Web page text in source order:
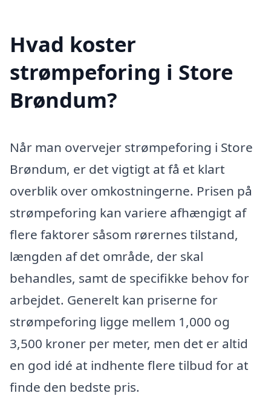
Hvad koster
strømpeforing i Store
Brøndum?
Når man overvejer strømpeforing i Store
Brøndum, er det vigtigt at få et klart
overblik over omkostningerne. Prisen på
strømpeforing kan variere afhængigt af
flere faktorer såsom rørernes tilstand,
længden af det område, der skal
behandles, samt de specifikke behov for
arbejdet. Generelt kan priserne for
strømpeforing ligge mellem 1,000 og
3,500 kroner per meter, men det er altid
en god idé at indhente flere tilbud for at
finde den bedste pris.